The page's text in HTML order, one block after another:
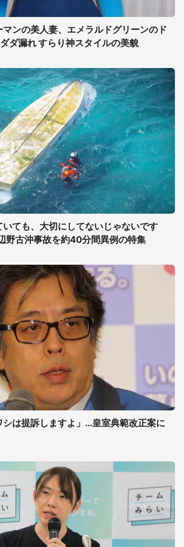
マンの美人妻、エメラルドグリーンのド
ダ漏れ すらり神スタイルの美貌
いても、大切にしてないじゃないです
野古沖事故を約40分間異例の特集
は提訴しますよ」...皇室典範改正案に